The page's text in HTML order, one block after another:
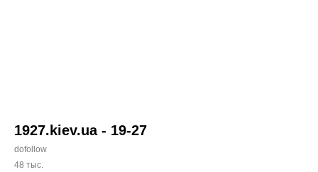
1927.kiev.ua - 19-27
dofollow
48 тыс.